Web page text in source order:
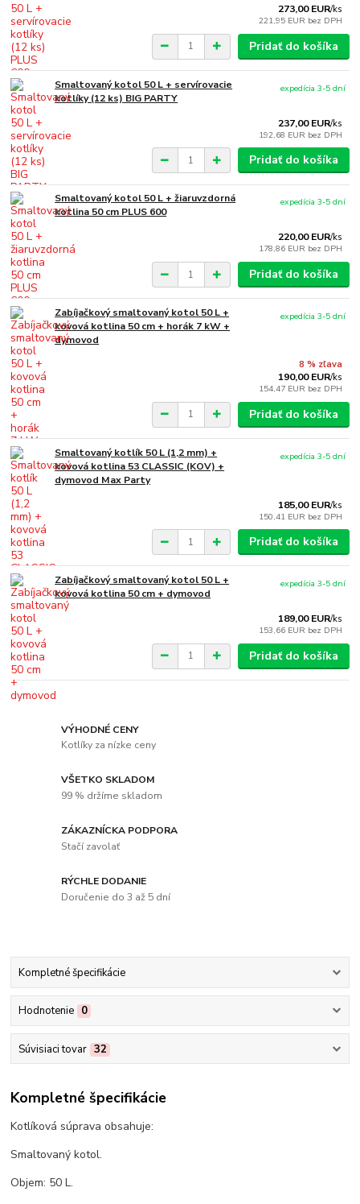
273,00 EUR/ks
221,95 EUR bez DPH
Pridať do košíka
Smaltovaný kotol 50 L + servírovacie
kotlíky (12 ks) BIG PARTY
237,00 EUR/ks
192,68 EUR bez DPH
expedícia 3-5 dní
Pridať do košíka
Smaltovaný kotol 50 L + žiaruvzdorná
kotlina 50 cm PLUS 600
220,00 EUR/ks
178,86 EUR bez DPH
expedícia 3-5 dní
Pridať do košíka
Zabíjačkový smaltovaný kotol 50 L +
kovová kotlina 50 cm + horák 7 kW +
dymovod
8 % zľava
190,00 EUR/ks
154,47 EUR bez DPH
expedícia 3-5 dní
Pridať do košíka
Smaltovaný kotlík 50 L (1,2 mm) +
kovová kotlina 53 CLASSIC (KOV) +
dymovod Max Party
185,00 EUR/ks
150,41 EUR bez DPH
expedícia 3-5 dní
Pridať do košíka
Zabíjačkový smaltovaný kotol 50 L +
kovová kotlina 50 cm + dymovod
189,00 EUR/ks
153,66 EUR bez DPH
expedícia 3-5 dní
Pridať do košíka
VÝHODNÉ CENY
Kotlíky za nízke ceny
VŠETKO SKLADOM
99 % držíme skladom
ZÁKAZNÍCKA PODPORA
Stačí zavolať
RÝCHLE DODANIE
Doručenie do 3 až 5 dní
Kompletné špecifikácie
Hodnotenie 0
Súvisiaci tovar 32
Kompletné špecifikácie
Kotlíková súprava obsahuje:
Smaltovaný kotol.
Objem: 50 L.